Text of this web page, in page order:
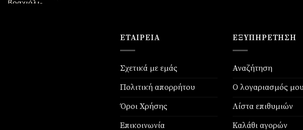
€69,90.ΕΤΑΙΡΕΊΑ
Σχετικά με εμάς
Πολιτική απορρήτου
Όροι Χρήσης
Επικοινωνία
ΕΞΥΠΗΡΈΤΗΣΗ
Αναζήτηση
Ο λογαριασμός μου
Λίστα επιθυμιών
Καλάθι αγορών